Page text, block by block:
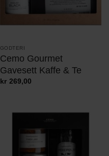
GODTERI
Cemo Gourmet
Gavesett Kaffe & Te
kr 269,00